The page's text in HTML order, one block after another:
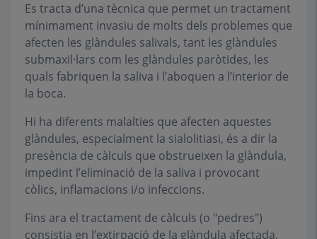
Es tracta d’una tècnica que permet un tractament
mínimament invasiu de molts dels problemes que
afecten les glàndules salivals, tant les glàndules
submaxil·lars com les glàndules paròtides, les
quals fabriquen la saliva i l’aboquen a l’interior de
la boca.
Hi ha diferents malalties que afecten aquestes
glàndules, especialment la sialolitiasi, és a dir la
presència de càlculs que obstrueixen la glàndula,
impedint l’eliminació de la saliva i provocant
còlics, inflamacions i/o infeccions.
Fins ara el tractament de càlculs (o "pedres")
consistia en l’extirpació de la glàndula afectada,